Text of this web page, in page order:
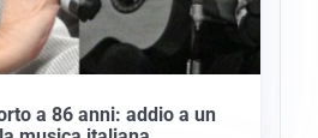
a 86 anni: addio a un